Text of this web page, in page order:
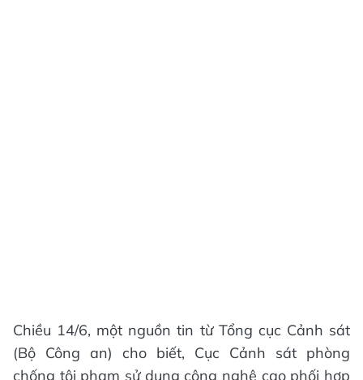
Chiều 14/6, một nguồn tin từ Tổng cục Cảnh sát
(Bộ Công an) cho biết, Cục Cảnh sát phòng
chống tội phạm sử dụng công nghệ cao phối hợp